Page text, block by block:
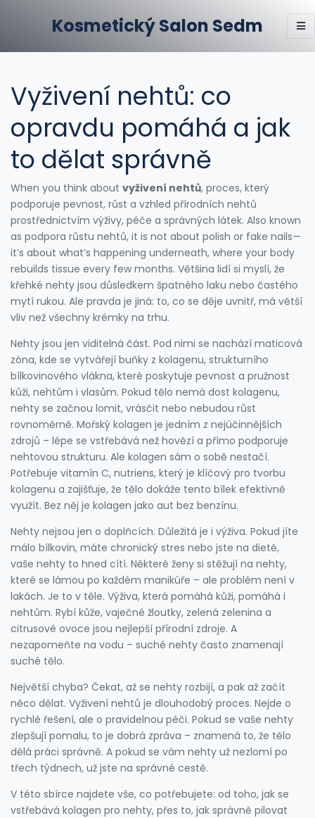
Kosmetický Salon Sedm
Vyživení nehtů: co
opravdu pomáhá a jak
to dělat správně
When you think about vyživení nehtů, proces, který
podporuje pevnost, růst a vzhled přírodních nehtů
prostřednictvím výživy, péče a správných látek. Also known
as podpora růstu nehtů, it is not about polish or fake nails—
it’s about what’s happening underneath, where your body
rebuilds tissue every few months. Většina lidí si myslí, že
křehké nehty jsou důsledkem špatného laku nebo častého
mytí rukou. Ale pravda je jiná: to, co se děje uvnitř, má větší
vliv než všechny krémky na trhu.
Nehty jsou jen viditelná část. Pod nimi se nachází maticová
zóna, kde se vytvářejí buňky z kolagenu, strukturního
bílkovinového vlákna, které poskytuje pevnost a pružnost
kůži, nehtům i vlasům. Pokud tělo nemá dost kolagenu,
nehty se začnou lomit, vrásčit nebo nebudou růst
rovnoměrně. Mořský kolagen je jedním z nejúčinnějších
zdrojů – lépe se vstřebává než hovězí a přímo podporuje
nehtovou strukturu. Ale kolagen sám o sobě nestačí.
Potřebuje vitamín C, nutriens, který je klíčový pro tvorbu
kolagenu a zajišťuje, že tělo dokáže tento bílek efektivně
využít. Bez něj je kolagen jako aut bez benzínu.
Nehty nejsou jen o doplňcích. Důležitá je i výživa. Pokud jíte
málo bílkovin, máte chronický stres nebo jste na dietě,
vaše nehty to hned cítí. Některé ženy si stěžují na nehty,
které se lámou po každém manikúře – ale problém není v
lakách. Je to v těle. Výživa, která pomáhá kůži, pomáhá i
nehtům. Rybí kůže, vaječné žloutky, zelená zelenina a
citrusové ovoce jsou nejlepší přírodní zdroje. A
nezapomeňte na vodu – suché nehty často znamenají
suché tělo.
Největší chyba? Čekat, až se nehty rozbijí, a pak až začít
něco dělat. Vyživení nehtů je dlouhodobý proces. Nejde o
rychlé řešení, ale o pravidelnou péči. Pokud se vaše nehty
zlepšují pomalu, to je dobrá zpráva – znamená to, že tělo
dělá práci správně. A pokud se vám nehty už nezlomí po
třech týdnech, už jste na správné cestě.
V této sbírce najdete vše, co potřebujete: od toho, jak se
vstřebává kolagen pro nehty, přes to, jak správně pilovat